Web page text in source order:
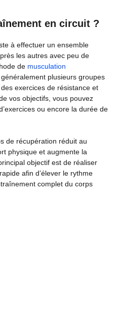
en circuit ?
à effectuer un ensemble
les autres avec peu de
de musculation
plusieurs groupes
exercices de résistance et
vos objectifs, vous pouvez
ou encore la durée de
de récupération réduit au
physique et augmente la
objectif est de réaliser
afin d’élever le rythme
complet du corps